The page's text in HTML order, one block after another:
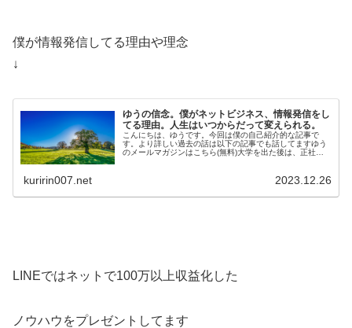
僕が情報発信してる理由や理念
↓
ゆうの信念。僕がネットビジネス、情報発信をし
てる理由。人生はいつからだって変えられる。
こんにちは、ゆうです。今回は僕の自己紹介的な記事で
す。より詳しい過去の話は以下の記事でも話してますゆう
のメールマガジンはこちら(無料)大学を出た後は、正社員
kuririn007.net 2023.12.26
LINEではネットで100万以上収益化した
ノウハウをプレゼントしてます